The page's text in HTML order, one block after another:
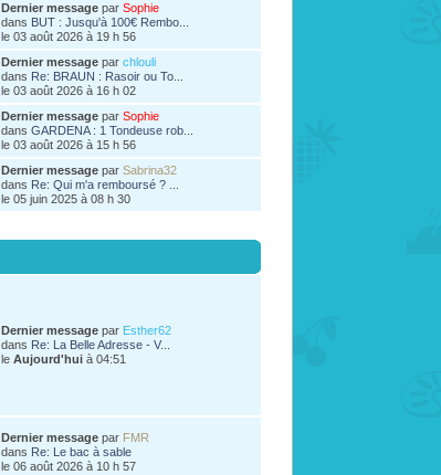
Dernier messagepar Sophie
dans BUT : Jusqu'à 100€ Rembo...
le 03 août 2026 à 19 h 56
Dernier messagepar chlouli
dans Re: BRAUN : Rasoir ou To...
le 03 août 2026 à 16 h 02
Dernier messagepar Sophie
dans GARDENA : 1 Tondeuse rob...
le 03 août 2026 à 15 h 56
Dernier messagepar Sabrina32
dans Re: Qui m'a remboursé ? ...
le 05 juin 2025 à 08 h 30
Dernier messagepar Esther62
dans Re: La Belle Adresse - V...
le Aujourd'huià 04:51
Dernier messagepar FMR
dans Re: Le bac à sable
le 06 août 2026 à 10 h 57